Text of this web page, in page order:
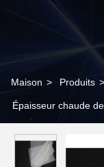
Maison > Produits >
Épaisseur chaude